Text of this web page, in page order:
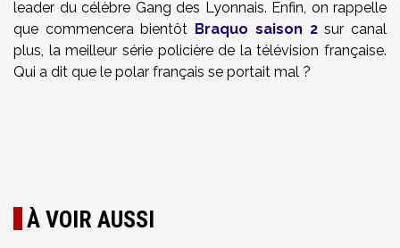
leader du célèbre Gang des Lyonnais. Enfin, on rappelle
que commencera bientôt Braquo saison 2sur canal
plus, la meilleur série policière de la télévision française.
Qui a dit que le polar français se portait mal ?
À VOIR AUSSI